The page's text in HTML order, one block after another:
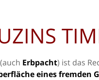
(auch Erbpacht) ist das
eines fremden